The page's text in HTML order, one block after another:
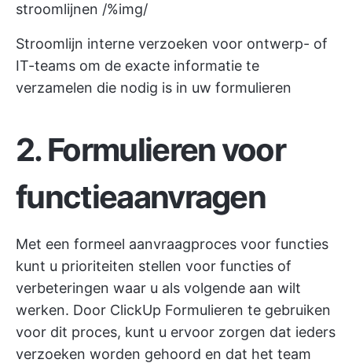
stroomlijnen /%img/
Stroomlijn interne verzoeken voor ontwerp- of
IT-teams om de exacte informatie te
verzamelen die nodig is in uw formulieren
2. Formulieren voor
functieaanvragen
Met een formeel aanvraagproces voor functies
kunt u prioriteiten stellen voor functies of
verbeteringen waar u als volgende aan wilt
werken. Door ClickUp Formulieren te gebruiken
voor dit proces, kunt u ervoor zorgen dat ieders
verzoeken worden gehoord en dat het team